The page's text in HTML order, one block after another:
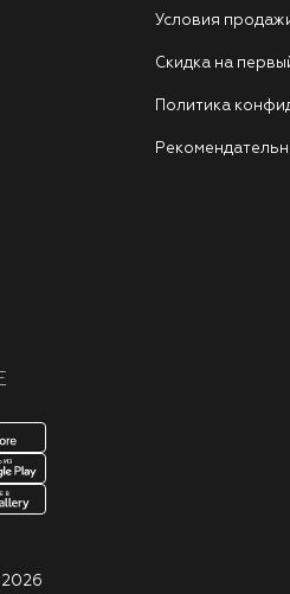
Условия
Скидка на
Политика
2026